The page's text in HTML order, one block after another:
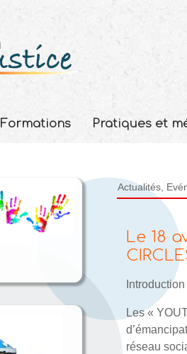
Formations Pratiques et
Actualités,
Le 18
Les «
réseau